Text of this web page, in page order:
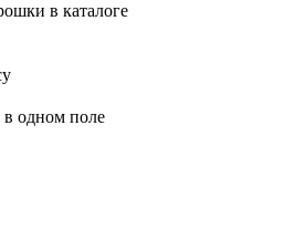
в каталоге
одном поле